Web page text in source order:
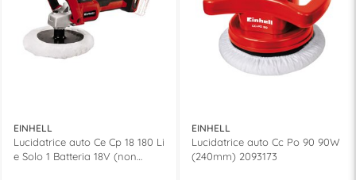
EINHELL
Lucidatrice auto Ce Cp 18 180 Li
e Solo 1 Batteria 18V (non
EINHELL
Lucidatrice auto Cc Po 90 90W
(240mm) 2093173